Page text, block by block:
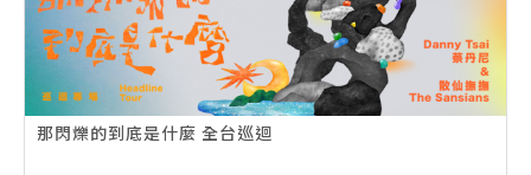
那閃爍的到底是什麼 全台巡迴